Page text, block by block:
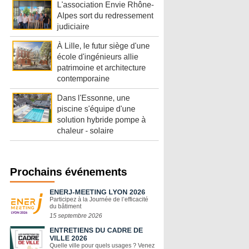
L'association Envie Rhône-
Alpes sort du redressement
judiciaire
À Lille, le futur siège d'une
école d'ingénieurs allie
patrimoine et architecture
contemporaine
Dans l'Essonne, une
piscine s'équipe d'une
solution hybride pompe à
chaleur - solaire
Prochains événements
ENERJ-MEETING LYON 2026
Participez à la Journée de l’efficacité
du bâtiment
15 septembre 2026
ENTRETIENS DU CADRE DE
VILLE 2026
Quelle ville pour quels usages ? Venez